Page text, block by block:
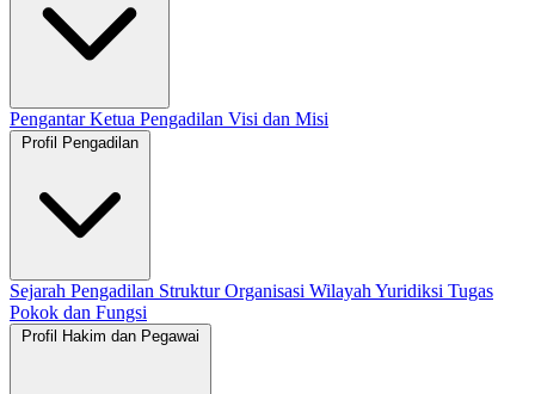
Pengantar Ketua Pengadilan Visi dan Misi
Profil Pengadilan
Sejarah Pengadilan Struktur Organisasi Wilayah Yuridiksi Tugas
Pokok dan Fungsi
Profil Hakim dan Pegawai